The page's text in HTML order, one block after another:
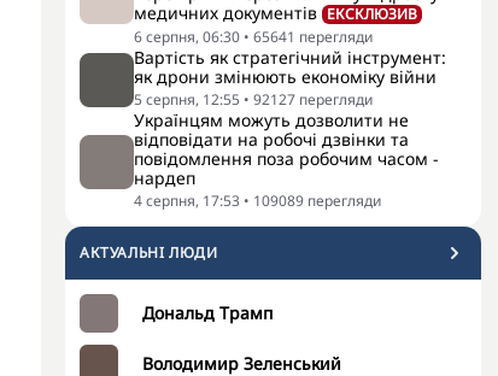
медичних документів ЕКСКЛЮЗИВ
6 серпня, 06:30 • 65641 перегляди
Вартість як стратегічний інструмент:
як дрони змінюють економіку війни
5 серпня, 12:55 • 92127 перегляди
Українцям можуть дозволити не
відповідати на робочі дзвінки та
повідомлення поза робочим часом -
нардеп
4 серпня, 17:53 • 109089 перегляди
АКТУАЛЬНI ЛЮДИ
Дональд Трамп
Володимир Зеленський